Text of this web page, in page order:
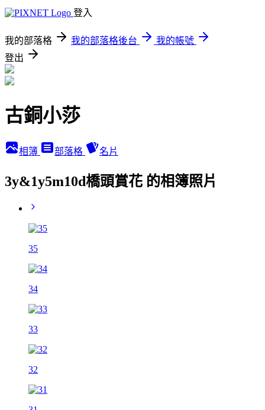
登入
我的部落格 我的部落格後台
我的帳號
登出
古銅小莎
相簿 部落格 名片
3y&1y5m10d橋頭賞花 的相簿照片
35
34
33
32